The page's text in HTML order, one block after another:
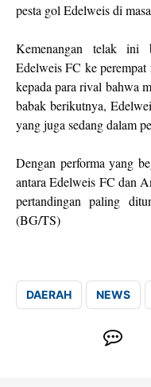
pesta gol Edelweis di
Kemenangan telak ini
Edelweis FC ke
kepada para rival bahwa
babak berikutnya,
yang juga sedang dalam
Dengan performa yang
antara Edelweis FC dan
pertandingan paling
(BG/TS)
DAERAH NEWS